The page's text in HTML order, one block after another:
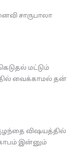
சாருபாலா
மட்டும்
வைக்காமல் தன்
விஷயத்தில்
இன்னும்